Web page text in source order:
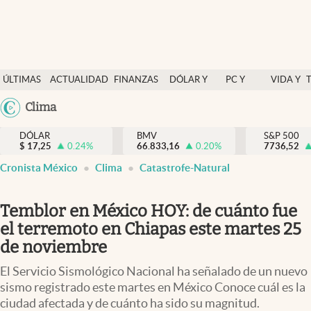
ÚLTIMAS
NOTICIAS
ACTUALIDAD
FINANZAS
DÓLAR Y
PC Y
VIDA Y
México
Uruguay
Clima
Actualidad
Finanzas y economía
Dólar y mercados
Brand Strategy
Pc y celular
Vida y estilo
Tv
DÓLAR
$ 17,25 0.24%
BMV
66.833,16
0.20%
S&P 500
7736,52
Cronista México Clima Catastrofe-Natural
Temblor en México HOY: de cuánto fue
el terremoto en Chiapas este martes 25
de noviembre
El Servicio Sismológico Nacional ha señalado de un nuevo
sismo registrado este martes en México Conoce cuál es la
ciudad afectada y de cuánto ha sido su magnitud.